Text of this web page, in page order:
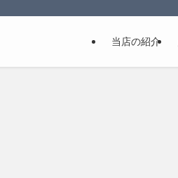
当店の紹介